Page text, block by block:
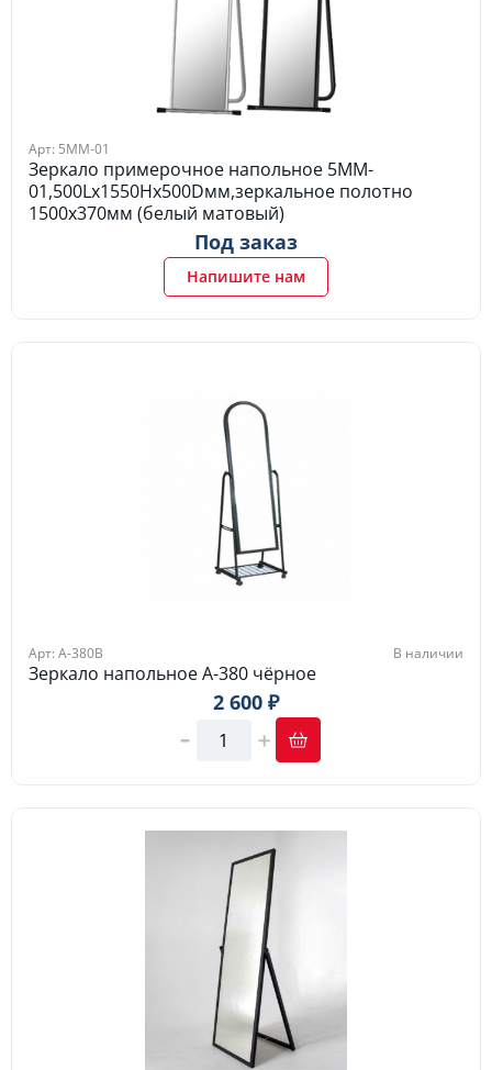
Арт: 5MM-01
Зеркало примерочное напольное 5MM-
01,500Lх1550Hх500Dмм,зеркальное полотно
1500х370мм (белый матовый)
Под заказ
Напишите нам
Арт: A-380B В наличии
Зеркало напольное A-380 чёрное
2 600 ₽